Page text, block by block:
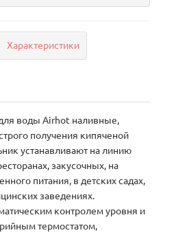
Характеристики
воды Airhot наливные,
получения кипяченой
устанавливают на линию
закусочных, на
питания, в детских садах,
заведениях.
контролем уровня и
термостатом,